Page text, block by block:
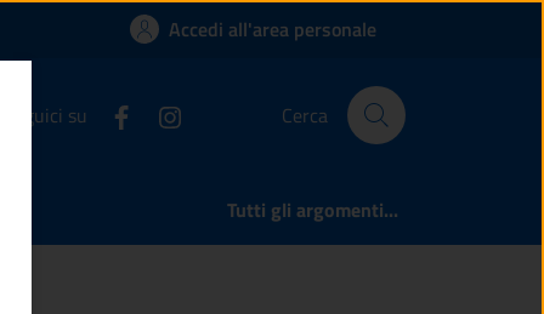
il rilascio
Accedi all'area personale
Seguici su Cerca
Tutti gli argomenti...